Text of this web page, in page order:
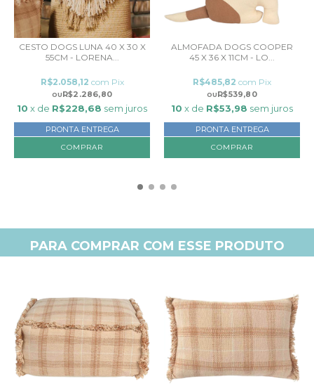
CESTO DOGS LUNA 40 X 30 X
55CM - LORENA...
R$2.286,80
R$2.058,12 com Pix
10 x de R$228,68 sem juros
PRONTA ENTREGA
ALMOFADA DOGS COOPER
45 X 36 X 11CM - LO...
R$539,80
R$485,82 com Pix
10 x de R$53,98 sem juros
PRONTA ENTREGA
PARA COMPRAR COM ESSE PRODUTO